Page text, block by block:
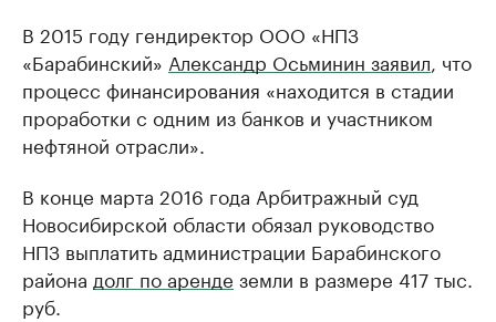
В 2015 году гендиректор ООО «НПЗ
«Барабинский» Александр Осьминин заявил, что
процесс финансирования «находится в стадии
проработки с одним из банков и участником
нефтяной отрасли».
В конце марта 2016 года Арбитражный суд
Новосибирской области обязал руководство
НПЗ выплатить администрации Барабинского
района долг по аренде земли в размере 417 тыс.
руб.